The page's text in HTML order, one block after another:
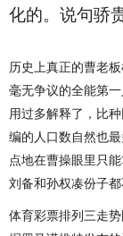
化的。说句骄
历史上真正的曹老
毫无争议的全能第
用过多解释了，比
编的人口数自然也
点地在曹操眼里只
刘备和孙权凑份子都
体育彩票排列三走势